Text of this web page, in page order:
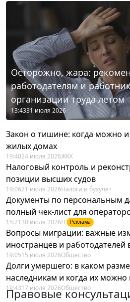
Осторожно, жара:
работодателям и
организации труда летом
13:4331 июля 2026
Закон о тишине: когда можно
жилых домах
19:4024 июля 2026ЖКХ
Налоговый контроль и
позиции высших судов
19:0621 июля 2026Налоги и бухучет
Документы по персональным
полный чек-лист для
15:21 30 июля 2026IT Реклама
Вопросы миграции: важные
иностранцев и работодателей
19:0515 июля 2026Общество
Долги умершего: в каком
наследникам и когда их можно
19:4317 июля 2026Общество
Правовые